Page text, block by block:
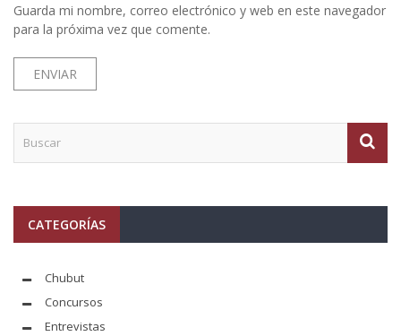
Guarda mi nombre, correo electrónico y web en este navegador
para la próxima vez que comente.
CATEGORÍAS
Chubut
Concursos
Entrevistas